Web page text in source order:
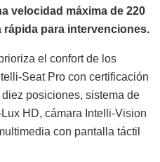
velocidad máxima de 220
rápida para intervenciones.
el confort de los
Seat Pro con certificación
posiciones, sistema de
HD, cámara Intelli-Vision
con pantalla táctil